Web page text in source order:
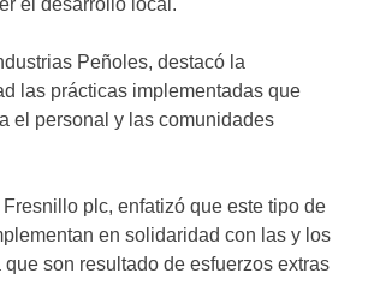
Peñoles, destacó la
las prácticas implementadas que
el personal y las comunidades
plc, enfatizó que este tipo de
en solidaridad con las y los
son resultado de esfuerzos extras